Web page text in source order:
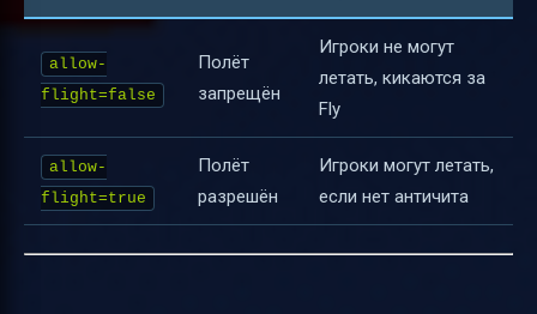
allow-
flight=false
Полёт
запрещён
Игроки не могут
летать, кикаются за
Fly
allow-
flight=true
Полёт
разрешён
Игроки могут летать,
если нет античита